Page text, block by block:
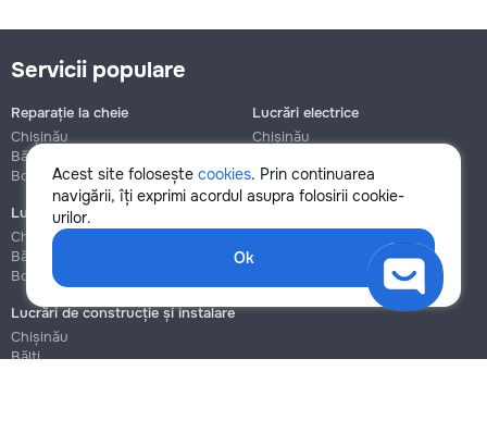
Acest site folosește cookies. Prin continuarea
navigării, îți exprimi acordul asupra folosirii cookie-
urilor.
Ok
Servicii populare
Reparație la cheie
Chișinău
Bălți
Botanica
Lucrări electrice
Chișinău
Botanica
Lucrări de instalații sanitare
Chișinău
Bălți
Botanica
Bălți
Lucrări de construcție și instalare
Chișinău
Bălți